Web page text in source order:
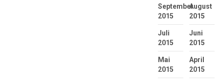
September
2015
August
2015
Juli
2015
Juni
2015
Mai
2015
April
2015